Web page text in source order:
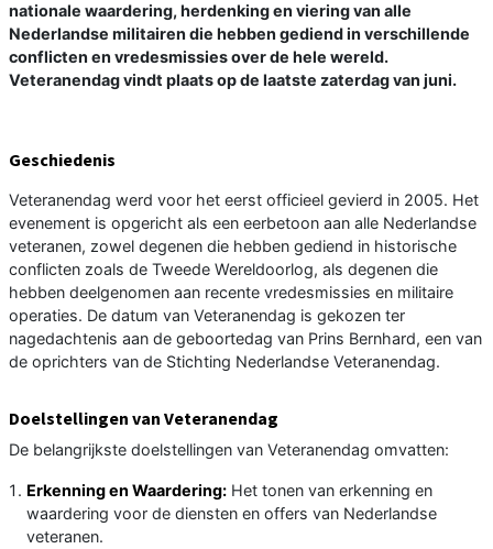
nationale waardering, herdenking en viering van alle
Nederlandse militairen die hebben gediend in verschillende
conflicten en vredesmissies over de hele wereld.
Veteranendag vindt plaats op de laatste zaterdag van juni.
Geschiedenis
Veteranendag werd voor het eerst officieel gevierd in 2005. Het
evenement is opgericht als een eerbetoon aan alle Nederlandse
veteranen, zowel degenen die hebben gediend in historische
conflicten zoals de Tweede Wereldoorlog, als degenen die
hebben deelgenomen aan recente vredesmissies en militaire
operaties. De datum van Veteranendag is gekozen ter
nagedachtenis aan de geboortedag van Prins Bernhard, een van
de oprichters van de Stichting Nederlandse Veteranendag.
Doelstellingen van Veteranendag
De belangrijkste doelstellingen van Veteranendag omvatten:
Erkenning en Waardering: Het tonen van erkenning en
waardering voor de diensten en offers van Nederlandse
veteranen.